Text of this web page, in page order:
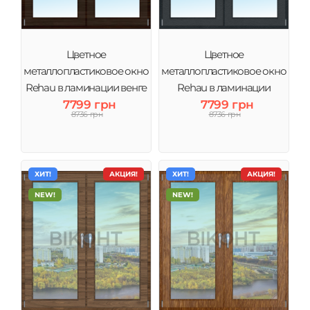
Цветное
металлопластиковое окно
Rehau в ламинации венге
7799 грн
8736 грн
Цветное
металлопластиковое окно
Rehau в ламинации
Антрацит
7799 грн
8736 грн
АКЦИЯ!
ХИТ!
NEW!
АКЦИЯ!
ХИТ!
NEW!